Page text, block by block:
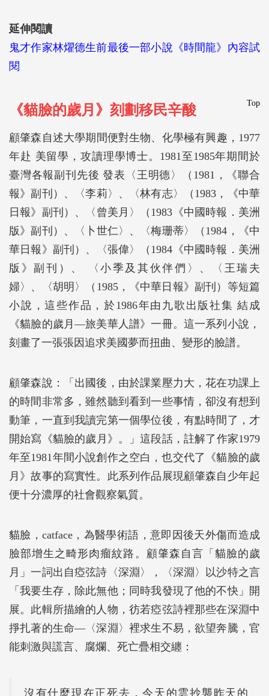
延伸閱讀
鬼才作家林燿德生前最後一部小說《時間龍》內容試
閱
Top
《貓臉的歲月》刻劃移民辛酸
顧肇森自述大學期間便對生物、化學極有興趣，1977
年赴 美留學，攻讀理學博士。1981至1985年期間於
臺灣各報副刊先後 發表〈王明德〉（1981，《聯合
報》副刊）、〈李莉〉、〈林有志〉（1983，《中華
日報》副刊）、〈曾美月〉（1983《中國時報．美洲
版》副刊）、〈卜世仁〉、〈梅珊蒂〉（1984，《中
華日報》副刊）、〈張偉〉（1984《中國時報．美洲
版》副刊）、 〈小季及其伙伴們〉、〈王瑞夫
婦〉、〈胡明〉（1985，《中華日報》副刊）等短篇
小說，這些作品，於1986年由九歌出版社集 結成
《貓臉的歲月―旅美華人譜》一冊。這一系列小說，
刻畫了一張張因追求美國夢而扭曲、變形的臉譜。
顧肇森說：「出國後，由於課業壓力大，花在功課上
的時間非常多，雖然聽到看到一些事情，卻沒有想到
動筆，一直到我讀完第一個學位後，有點時間了，才
開始寫《貓臉的歲月》。」這段話，註解了作家1979
年至1981年間小說創作之空白，也交代了《貓臉的歲
月》故事的寫實性。此系列作品展現顧肇森自少年起
便十分濃厚的社會觀察氣質。
貓臉，catface，為醫學術語，意即因後天外傷而造成
臉部增生之畸形肉瘤紋路。顧肇森自言「貓臉的歲
月」一詞出自瘂弦詩〈深淵〉，〈深淵〉以沙特之言
「我要生存，除此無他；同時我發現了他的不快」開
展。此輯所描繪的人物，彷若瘂弦詩裡那些在深淵中
掙扎著的生命―〈深淵〉裡求生不易，欲望奔騰，官
能刺激與謊言、腐爛、死亡疊相交纏：
沒有什麼現在正死去，今天的雲抄襲昨天的